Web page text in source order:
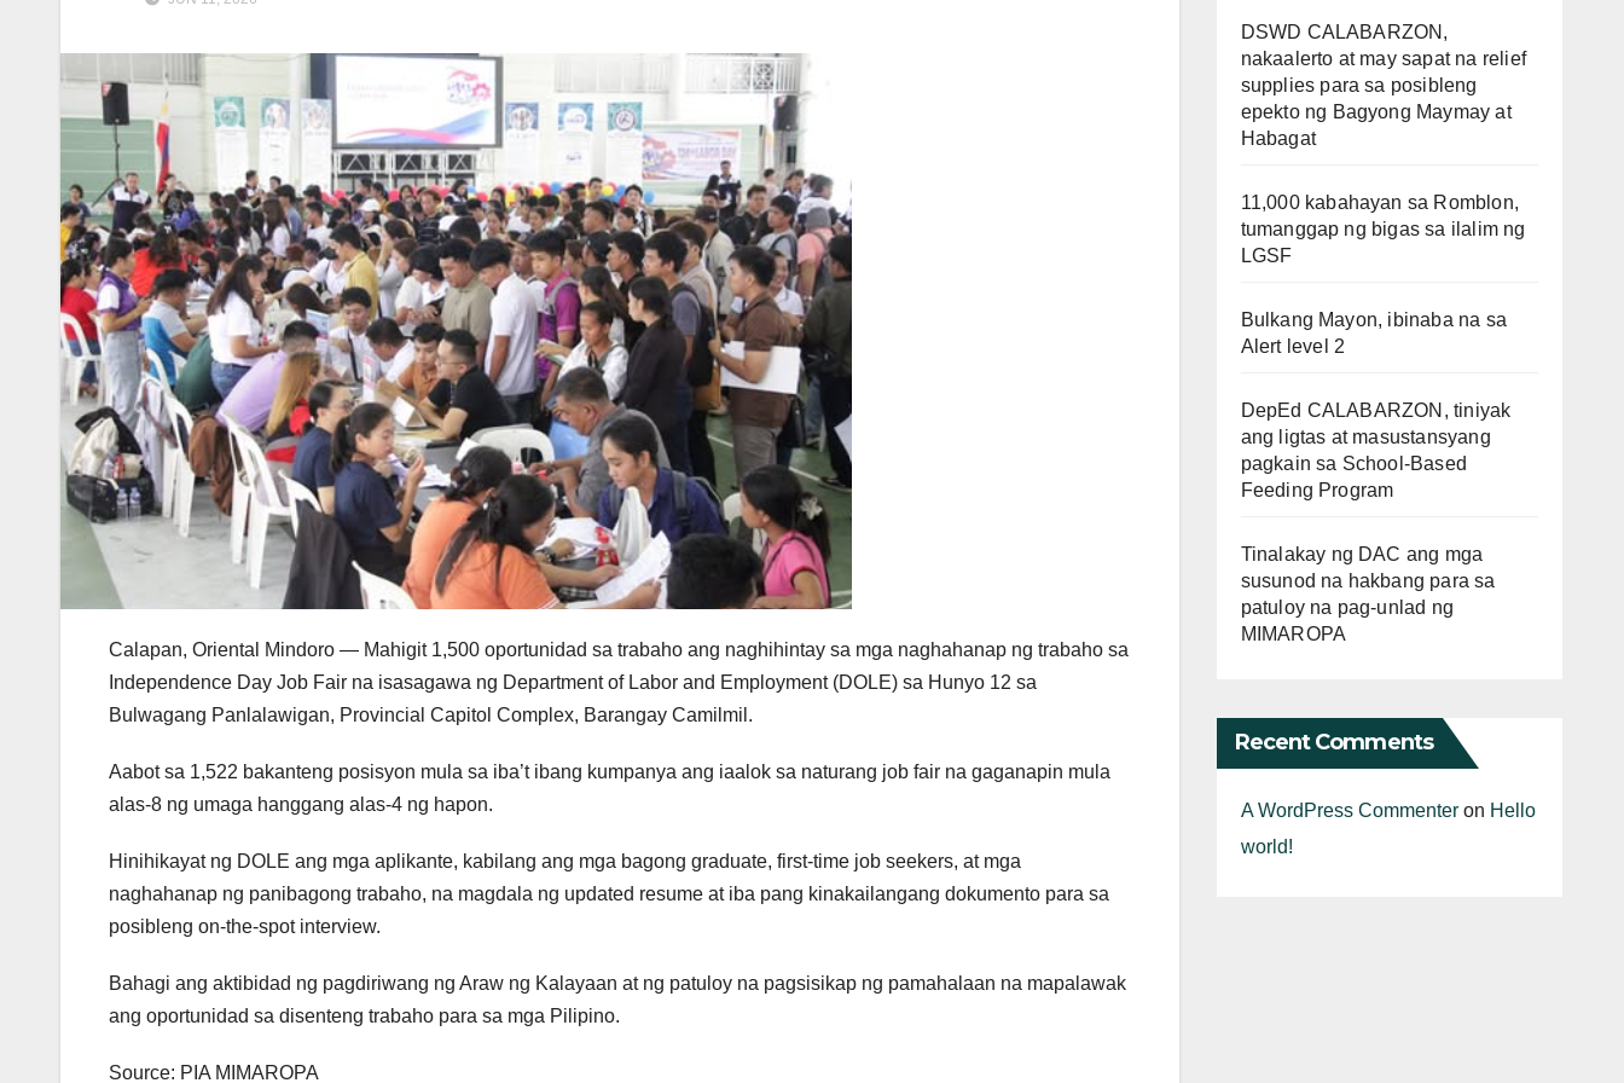
Calapan, Oriental Mindoro — Mahigit 1,500 oportunidad sa trabaho ang naghihintay sa mga naghahanap ng trabaho sa
Independence Day Job Fair na isasagawa ng Department of Labor and Employment (DOLE) sa Hunyo 12 sa
Bulwagang Panlalawigan, Provincial Capitol Complex, Barangay Camilmil.
Aabot sa 1,522 bakanteng posisyon mula sa iba’t ibang kumpanya ang iaalok sa naturang job fair na gaganapin mula
alas-8 ng umaga hanggang alas-4 ng hapon.
Hinihikayat ng DOLE ang mga aplikante, kabilang ang mga bagong graduate, first-time job seekers, at mga
naghahanap ng panibagong trabaho, na magdala ng updated resume at iba pang kinakailangang dokumento para sa
posibleng on-the-spot interview.
Bahagi ang aktibidad ng pagdiriwang ng Araw ng Kalayaan at ng patuloy na pagsisikap ng pamahalaan na mapalawak
ang oportunidad sa disenteng trabaho para sa mga Pilipino.
Source: PIA MIMAROPA
DSWD CALABARZON,
nakaalerto at may sapat na relief
supplies para sa posibleng
epekto ng Bagyong Maymay at
Habagat
11,000 kabahayan sa Romblon,
tumanggap ng bigas sa ilalim ng
LGSF
Bulkang Mayon, ibinaba na sa
Alert level 2
DepEd CALABARZON, tiniyak
ang ligtas at masustansyang
pagkain sa School-Based
Feeding Program
Tinalakay ng DAC ang mga
susunod na hakbang para sa
patuloy na pag-unlad ng
MIMAROPA
Recent Comments
A WordPress Commenteron Hello
world!